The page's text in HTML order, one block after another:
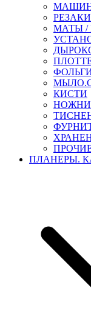
МАТЫ /
КИСТИ
ПРОЧИЕ
ПЛАНЕРЫ.